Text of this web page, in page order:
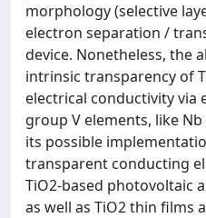
morphology (selective
electron separation /
device. Nonetheless, the
intrinsic transparency of
electrical conductivity via
group V elements, like
its possible
transparent conducting
TiO2-based photovoltaic
as well as TiO2 thin films